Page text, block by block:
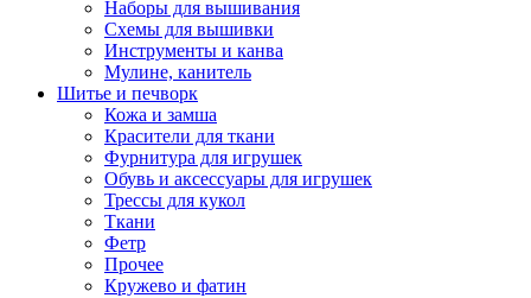
Наборы для вышивания
Схемы для вышивки
Инструменты и канва
Мулине, канитель
Шитье и печворк
Кожа и замша
Красители для ткани
Фурнитура для игрушек
Обувь и аксессуары для игрушек
Трессы для кукол
Ткани
Фетр
Прочее
Кружево и фатин